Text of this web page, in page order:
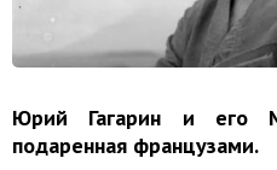
Юрий Гагарин и его
подаренная французами.